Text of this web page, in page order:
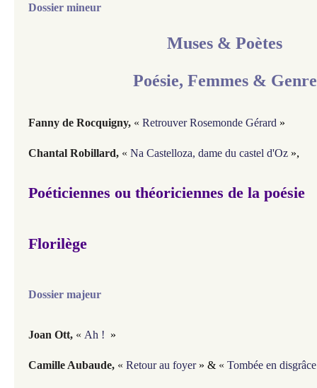
Dossier mineur
Muses & Poètes
Poésie, Femmes & Genre
Fanny de Rocquigny, « Retrouver Rosemonde Gérard »
Chantal Robillard, « Na Castelloza, dame du castel d'Oz »,
Poéticiennes ou théoriciennes de la poésie
Florilège
Dossier majeur
Joan Ott, « Ah ! »
Camille Aubaude, « Retour au foyer » & « Tombée en disgrâce